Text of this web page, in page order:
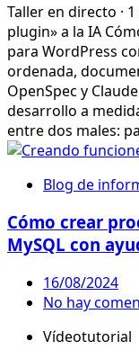
Taller en directo ·
plugin» a la IA
para WordPress
ordenada,
OpenSpec y
desarrollo a
entre dos males:
Blog de
Cómo crear
MySQL con
16/08/2024
No hay
Vídeotutorial